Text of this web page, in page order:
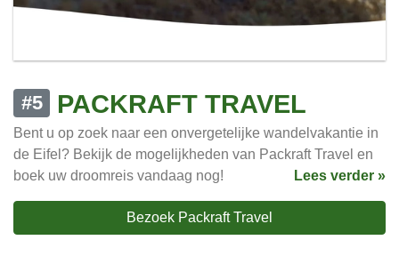
#5 PACKRAFT TRAVEL
Bent u op zoek naar een onvergetelijke wandelvakantie in
de Eifel? Bekijk de mogelijkheden van Packraft Travel en
boek uw droomreis vandaag nog!
Lees verder »
Bezoek Packraft Travel